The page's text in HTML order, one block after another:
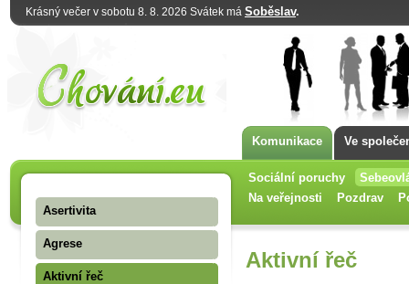
Krásný večer v sobotu 8. 8. 2026 Svátek má Soběslav.
Komunikace Ve
Sociální poruchy
Na veřejnosti
Pozdrav
Asertivita
Agrese
Aktivní řeč
Aktivní řeč